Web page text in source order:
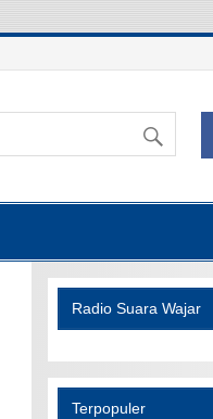
Radio Suara Wajar
Terpopuler